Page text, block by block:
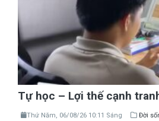
Tự học – Lợi thế cạnh
Thứ Năm, 06/08/26 10:11 Sáng Đời